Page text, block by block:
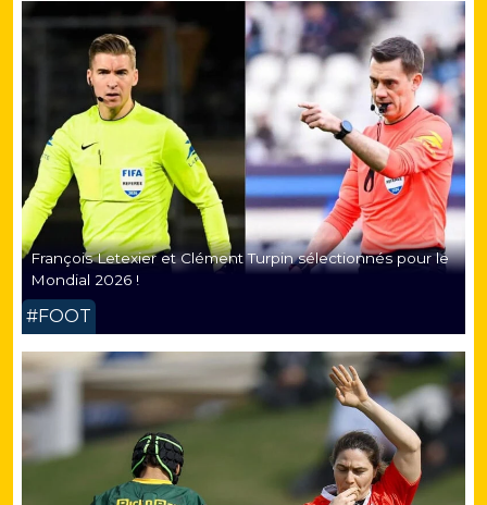
François Letexier et Clément Turpin sélectionnés pour le
Mondial 2026 !
#FOOT